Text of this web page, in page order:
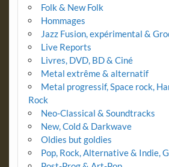
Folk & New Folk
Hommages
Jazz Fusion, expérimental &
Live Reports
Livres, DVD, BD & Ciné
Metal extrême & alternatif
Metal progressif, Space rock,
Rock
Neo-Classical & Soundtracks
New, Cold & Darkwave
Oldies but goldies
Pop, Rock, Alternative & Indie,